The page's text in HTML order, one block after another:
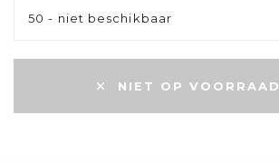
50 - niet beschikbaar
NIET OP VOORRAAD